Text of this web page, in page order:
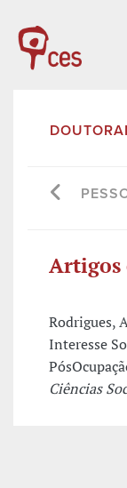
Artigos
Rodrigues,
Interesse
Ciências